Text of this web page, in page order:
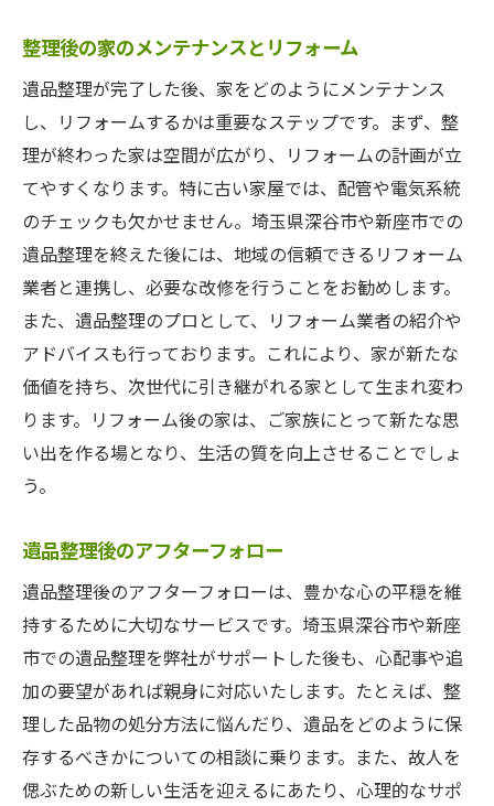
整理後の家のメンテナンスとリフォーム
遺品整理が完了した後、家をどのようにメンテナンス
し、リフォームするかは重要なステップです。まず、整
理が終わった家は空間が広がり、リフォームの計画が立
てやすくなります。特に古い家屋では、配管や電気系統
のチェックも欠かせません。埼玉県深谷市や新座市での
遺品整理を終えた後には、地域の信頼できるリフォーム
業者と連携し、必要な改修を行うことをお勧めします。
また、遺品整理のプロとして、リフォーム業者の紹介や
アドバイスも行っております。これにより、家が新たな
価値を持ち、次世代に引き継がれる家として生まれ変わ
ります。リフォーム後の家は、ご家族にとって新たな思
い出を作る場となり、生活の質を向上させることでしょ
う。
遺品整理後のアフターフォロー
遺品整理後のアフターフォローは、豊かな心の平穏を維
持するために大切なサービスです。埼玉県深谷市や新座
市での遺品整理を弊社がサポートした後も、心配事や追
加の要望があれば親身に対応いたします。たとえば、整
理した品物の処分方法に悩んだり、遺品をどのように保
存するべきかについての相談に乗ります。また、故人を
偲ぶための新しい生活を迎えるにあたり、心理的なサポ